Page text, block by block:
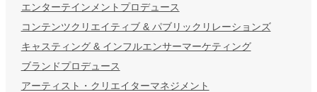
エンターテインメントプロデュース
コンテンツクリエイティブ & パブリックリレーションズ
キャスティング & インフルエンサーマーケティング
ブランドプロデュース
アーティスト・クリエイターマネジメント